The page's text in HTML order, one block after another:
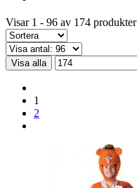
Visar 1 - 96 av 174 produkter
Visa alla
1
2